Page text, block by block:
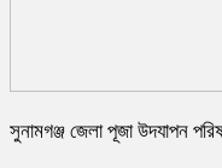
সুনামগঞ্জ জেলা পূজা উদযাপন